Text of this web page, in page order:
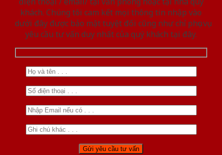
khách. Chúng tôi cam kết mọi thông tin nhập vào
dưới đây được bảo mật tuyệt đối cũng như chỉ phục vụ
yêu cầu tư vấn duy nhất của quý khách tại đây.